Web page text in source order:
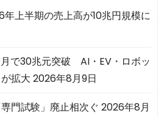
上半期の売上高が10兆円規模に
で30兆元突破 AI・EV・ロボッ
拡大 2026年8月9日
門試験」廃止相次ぐ 2026年8月